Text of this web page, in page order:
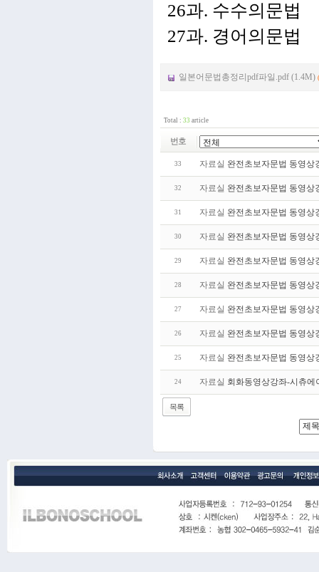
26과. 수수의문법
27과. 경어의문법
일본어문법총정리pdf파일.pdf (1.4M)
Total : 33 article
번호
33 자료실 완전초보자문법 동영상
32 자료실 완전초보자문법 동영
31 자료실 완전초보자문법 동영
30 자료실 완전초보자문법 동영상
29 자료실 완전초보자문법 동영상
28 자료실 완전초보자문법 동영상
27 자료실 완전초보자문법 동영상
26 자료실 완전초보자문법 동영상
25 자료실 완전초보자문법 동영상
24 자료실 회화동영상강좌-시츄에
목록